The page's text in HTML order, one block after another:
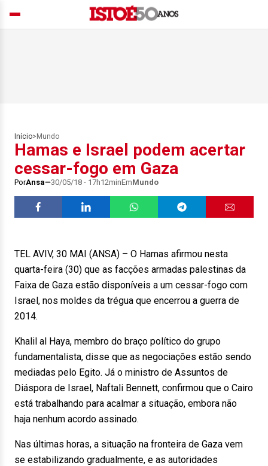
Início> Mundo
Hamas e Israel podem acertar
cessar-fogo em Gaza
PorAnsa 30/05/18 - 17h12minEmMundo
TEL AVIV, 30 MAI (ANSA) – O Hamas afirmou nesta
quarta-feira (30) que as facções armadas palestinas da
Faixa de Gaza estão disponíveis a um cessar-fogo com
Israel, nos moldes da trégua que encerrou a guerra de
2014.
Khalil al Haya, membro do braço político do grupo
fundamentalista, disse que as negociações estão sendo
mediadas pelo Egito. Já o ministro de Assuntos de
Diáspora de Israel, Naftali Bennett, confirmou que o Cairo
está trabalhando para acalmar a situação, embora não
haja nenhum acordo assinado.
Nas últimas horas, a situação na fronteira de Gaza vem
se estabilizando gradualmente, e as autoridades